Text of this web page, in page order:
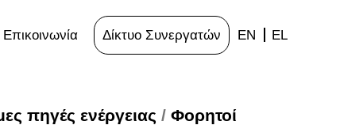
Επικοινωνία Δίκτυο Συνεργατών EN EL
πηγές ενέργειας / Φορητοί